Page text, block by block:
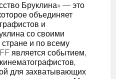
Бруклина» — это
объединяет
и
со своими
и по всему
является событием,
для захватывающих